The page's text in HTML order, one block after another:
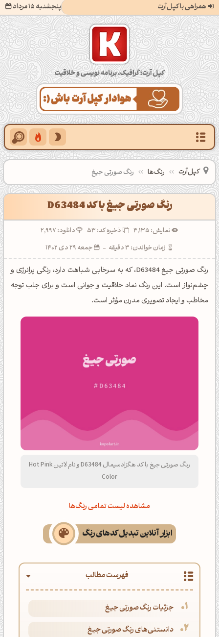
همراهی با کپل‌آرت پنجشنبه 15 مرداد کپل‌آرت؛ گرافیک، برنامه‌نویسی و خلاقیت
کپل‌آرت رنگ‌ها رنگ صورتی جیغ
رنگ صورتی جیغ با کد D63484
نمایش: 4,135 ذخیره کد:53
دانلود: 2,997
زمان خواندن: 3 دقیقه
- جمعه 29 دی 1402
رنگ صورتی جیغ D63484، که به سرخابی شباهت دارد، رنگی پرانرژی و
چشم‌نواز است. این رنگ نماد خلاقیت و جوانی است و برای جلب توجه
مخاطب و ایجاد تصویری مدرن مؤثر است.
رنگ صورتی جیغ با کد هگزادسیمال D63484 و نام لاتین Hot Pink
Color
مشاهده لیست تمامی رنگ‌ها
ابزار آنلاین تبدیل کدهای رنگ
فهرست مطالب
جزئیات رنگ صورتی جیغ
دانستنی‌های رنگ صورتی جیغ